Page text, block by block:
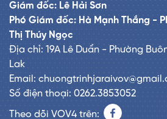
Giám đốc: Lê Hải Sơn
Phó Giám đốc: Hà Mạnh Thắng -
Thị Thúy Ngọc
Địa chỉ: 19A Lê Duẩn - Phường
Lak
Email:
Số điện thoại: 0262.3853052
Theo dõi VOV4 trên: